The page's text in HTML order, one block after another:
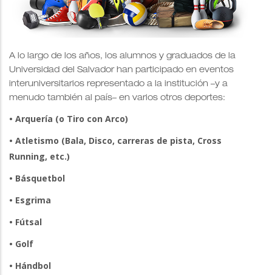
A lo largo de los años, los alumnos y graduados de la
Universidad del Salvador han participado en eventos
interuniversitarios representado a la institución –y a
menudo también al país– en varios otros deportes:
• Arquería (o Tiro con Arco)
• Atletismo (Bala, Disco, carreras de pista, Cross
Running, etc.)
• Básquetbol
• Esgrima
• Fútsal
• Golf
• Hándbol